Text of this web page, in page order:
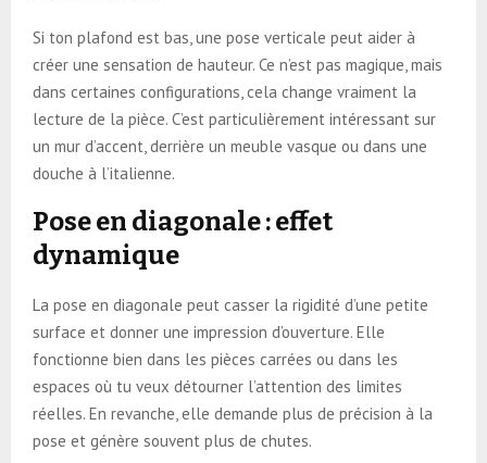
Si ton plafond est bas, une pose verticale peut aider à
créer une sensation de hauteur. Ce n’est pas magique, mais
dans certaines configurations, cela change vraiment la
lecture de la pièce. C’est particulièrement intéressant sur
un mur d’accent, derrière un meuble vasque ou dans une
douche à l’italienne.
Pose en diagonale : effet
dynamique
La pose en diagonale peut casser la rigidité d’une petite
surface et donner une impression d’ouverture. Elle
fonctionne bien dans les pièces carrées ou dans les
espaces où tu veux détourner l’attention des limites
réelles. En revanche, elle demande plus de précision à la
pose et génère souvent plus de chutes.